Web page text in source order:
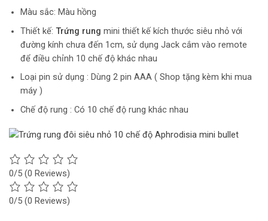
Màu sắc: Màu hồng
Thiết kế: Trứng rung mini thiết kế kích thước siêu nhỏ với
đường kính chưa đến 1cm, sử dụng Jack cắm vào remote
để điều chỉnh 10 chế độ khác nhau
Loại pin sử dụng : Dùng 2 pin AAA ( Shop tặng kèm khi mua
máy )
Chế độ rung : Có 10 chế độ rung khác nhau
0/5 (0 Reviews)
0/5 (0 Reviews)